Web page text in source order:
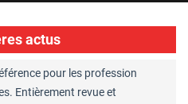
actus
pour les professionnels
revue et